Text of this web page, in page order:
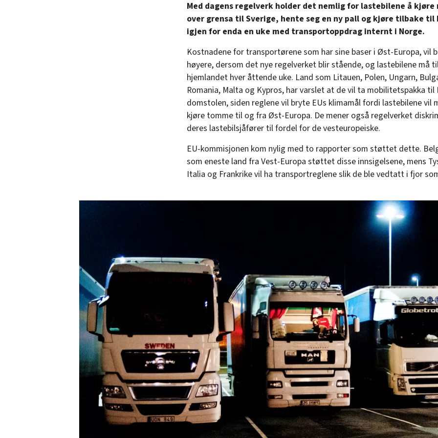
Med dagens regelverk holder det nemlig for lastebilene å
over grensa til Sverige, hente seg en ny pall og kjøre tilbake til
igjen for enda en uke med transportoppdrag internt i Norge.
Kostnadene for transportørene som har sine baser i Øst-Europa, vil
høyere, dersom det nye regelverket blir stående, og lastebilene må
hjemlandet hver åttende uke. Land som Litauen, Polen, Ungarn,
Romania, Malta og Kypros, har varslet at de vil ta mobilitetspakka til
domstolen, siden reglene vil bryte EUs klimamål fordi lastebilene vil
kjøre tomme til og fra Øst-Europa. De mener også regelverket
deres lastebilsjåfører til fordel for de vesteuropeiske.
EU-kommisjonen kom nylig med to rapporter som støttet dette.
som eneste land fra Vest-Europa støttet disse innsigelsene, mens
Italia og Frankrike vil ha transportreglene slik de ble vedtatt i fjor